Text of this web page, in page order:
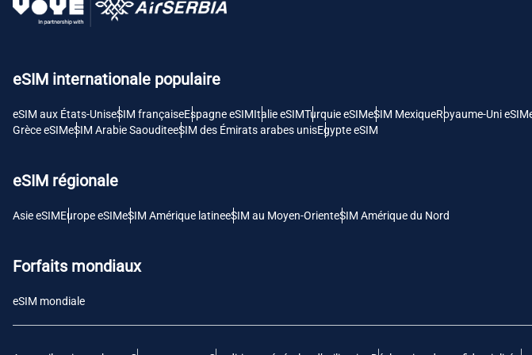
eSIM internationale populaire
eSIM aux États-UniseSIM françaiseEspagne eSIMItalie eSIMTurquie eSIMeSIM MexiqueRoyaume-Uni eSIM
Grèce eSIMeSIM Arabie SaouditeeSIM des Émirats arabes unisEgypte eSIM
eSIM régionale
Asie eSIMEurope eSIMeSIM Amérique latineeSIM au Moyen-OrienteSIM Amérique du Nord
Forfaits mondiaux
eSIM mondiale
Deutsch